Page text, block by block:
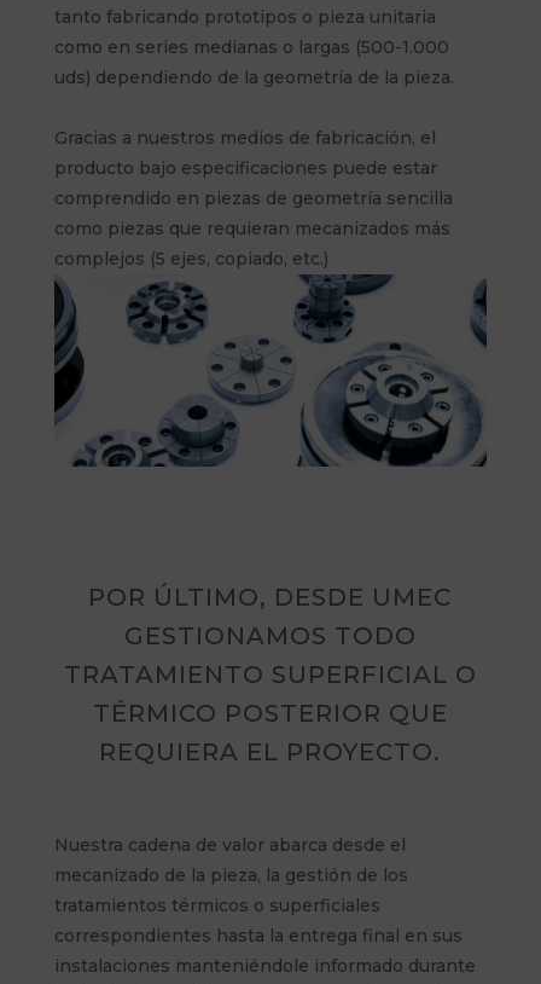
tanto fabricando prototipos o pieza unitaria
como en series medianas o largas (500-1.000
uds) dependiendo de la geometría de la pieza.
Gracias a nuestros medios de fabricación, el
producto bajo especificaciones puede estar
comprendido en piezas de geometría sencilla
como piezas que requieran mecanizados más
complejos (5 ejes, copiado, etc.)
POR ÚLTIMO, DESDE UMEC
GESTIONAMOS TODO
TRATAMIENTO SUPERFICIAL O
TÉRMICO POSTERIOR QUE
REQUIERA EL PROYECTO.
Nuestra cadena de valor abarca desde el
mecanizado de la pieza, la gestión de los
tratamientos térmicos o superficiales
correspondientes hasta la entrega final en sus
instalaciones manteniéndole informado durante